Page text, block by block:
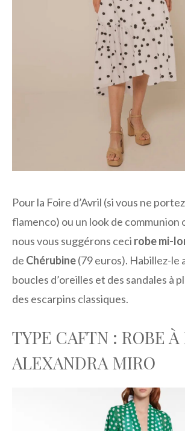
Pour la Foire d’Avril (si vous ne
flamenco) ou un look de communion
nous vous suggérons ceci robe mi-
de Chérubine(79 euros). Habillez-le
boucles d’oreilles et des sandales à
des escarpins classiques.
TYPE CAFTN : ROBE À
ALEXANDRA MIRO